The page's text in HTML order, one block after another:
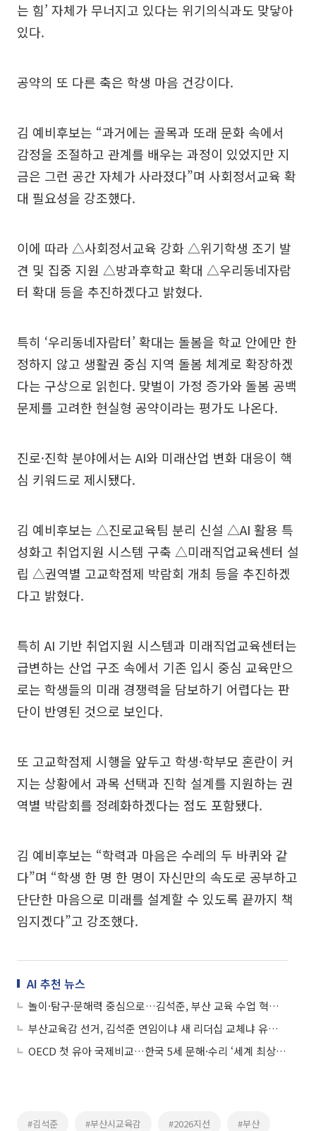
는 힘’ 자체가 무너지고 있다는 위기의식과도 맞닿아
있다.
공약의 또 다른 축은 학생 마음 건강이다.
김 예비후보는 “과거에는 골목과 또래 문화 속에서
감정을 조절하고 관계를 배우는 과정이 있었지만 지
금은 그런 공간 자체가 사라졌다”며 사회정서교육 확
대 필요성을 강조했다.
이에 따라 △사회정서교육 강화 △위기학생 조기 발
견 및 집중 지원 △방과후학교 확대 △우리동네자람
터 확대 등을 추진하겠다고 밝혔다.
특히 ‘우리동네자람터’ 확대는 돌봄을 학교 안에만 한
정하지 않고 생활권 중심 지역 돌봄 체계로 확장하겠
다는 구상으로 읽힌다. 맞벌이 가정 증가와 돌봄 공백
문제를 고려한 현실형 공약이라는 평가도 나온다.
진로·진학 분야에서는 AI와 미래산업 변화 대응이 핵
심 키워드로 제시됐다.
김 예비후보는 △진로교육팀 분리 신설 △AI 활용 특
성화고 취업지원 시스템 구축 △미래직업교육센터 설
립 △권역별 고교학점제 박람회 개최 등을 추진하겠
다고 밝혔다.
특히 AI 기반 취업지원 시스템과 미래직업교육센터는
급변하는 산업 구조 속에서 기존 입시 중심 교육만으
로는 학생들의 미래 경쟁력을 담보하기 어렵다는 판
단이 반영된 것으로 보인다.
또 고교학점제 시행을 앞두고 학생·학부모 혼란이 커
지는 상황에서 과목 선택과 진학 설계를 지원하는 권
역별 박람회를 정례화하겠다는 점도 포함됐다.
김 예비후보는 “학력과 마음은 수레의 두 바퀴와 같
다”며 “학생 한 명 한 명이 자신만의 속도로 공부하고
단단한 마음으로 미래를 설계할 수 있도록 끝까지 책
임지겠다”고 강조했다.
AI 추천 뉴스
놀이·탐구·문해력 중심으로…김석준, 부산 교육 수업 혁신 나선다
부산교육감 선거, 김석준 연임이냐 새 리더십 교체냐 유권자 심판
OECD 첫 유아 국제비교…한국 5세 문해·수리 ‘세계 최상위’, 사회성은 '숙제'
#김석준 #부산시교육감 #2026지선 #부산